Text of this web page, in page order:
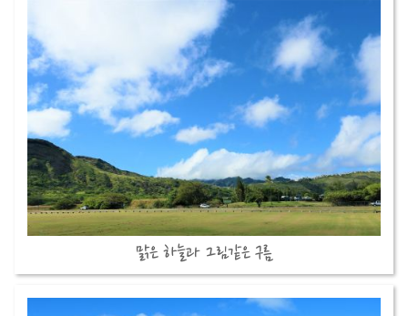
맑은 하늘과 그림같은 구름